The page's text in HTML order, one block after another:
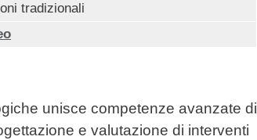
tradizionali
unisce competenze avanzate di
e valutazione di interventi